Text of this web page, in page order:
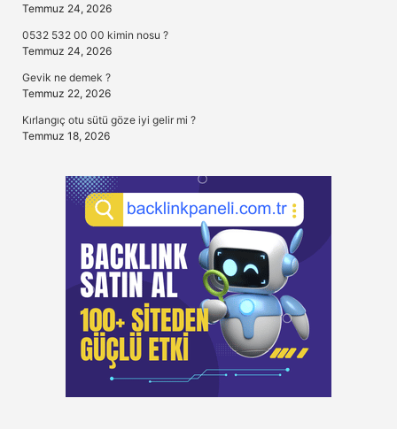
Temmuz 24, 2026
0532 532 00 00 kimin nosu ?
Temmuz 24, 2026
Gevik ne demek ?
Temmuz 22, 2026
Kırlangıç otu sütü göze iyi gelir mi ?
Temmuz 18, 2026